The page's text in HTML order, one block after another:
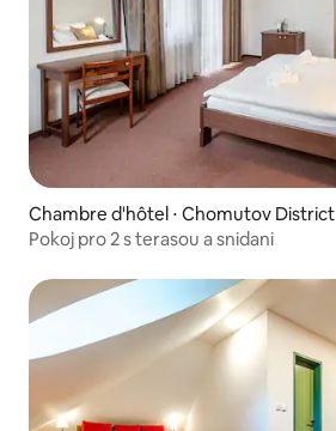
Chambre d'hôtel ⋅ Chomutov District
Pokoj pro 2 s terasou a snidani